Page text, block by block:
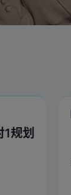
1规划